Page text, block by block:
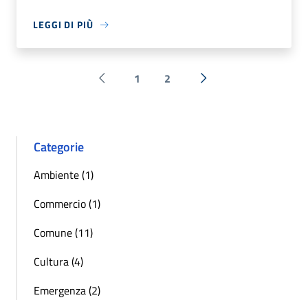
LEGGI DI PIÙ
Pagina precedente
1 2 Successiva »
Categorie
Ambiente (1)
Commercio (1)
Comune (11)
Cultura (4)
Emergenza (2)